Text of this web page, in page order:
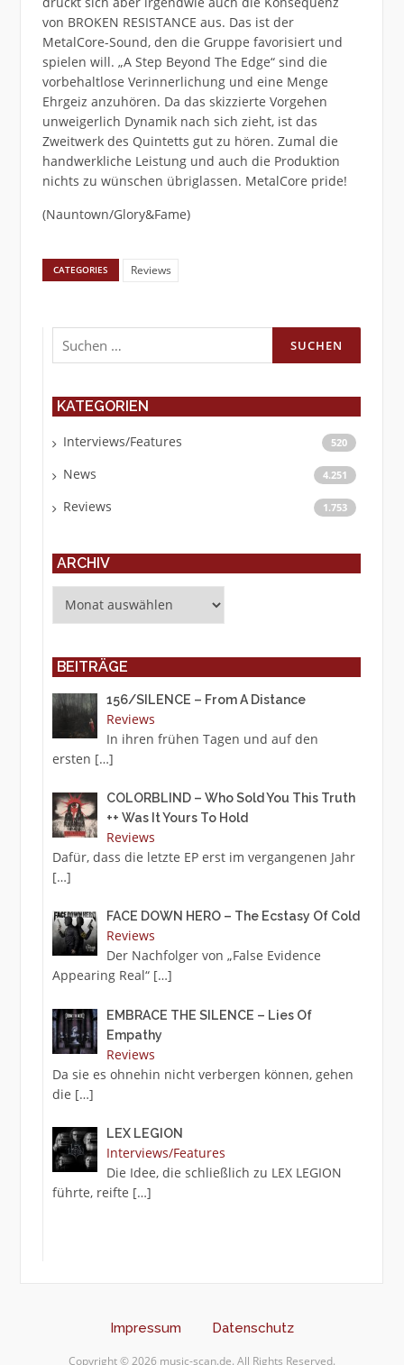
von BROKEN RESISTANCE aus. Das ist der
MetalCore-Sound, den die Gruppe favorisiert und
spielen will. „A Step Beyond The Edge“ sind die
vorbehaltlose Verinnerlichung und eine Menge
Ehrgeiz anzuhören. Da das skizzierte Vorgehen
unweigerlich Dynamik nach sich zieht, ist das
Zweitwerk des Quintetts gut zu hören. Zumal die
handwerkliche Leistung und auch die Produktion
nichts zu wünschen übriglassen. MetalCore pride!
(Nauntown/Glory&Fame)
CATEGORIES Reviews
Suchen
nach:
KATEGORIEN
Interviews/Features 520
News 4.251
Reviews 1.753
ARCHIV
BEITRÄGE
156/SILENCE – From A Distance
Reviews
In ihren frühen Tagen und auf den
ersten […]
COLORBLIND – Who Sold You This Truth
++ Was It Yours To Hold
Reviews
Dafür, dass die letzte EP erst im vergangenen Jahr
[…]
FACE DOWN HERO – The Ecstasy Of Cold
Reviews
Der Nachfolger von „False Evidence
Appearing Real“ […]
EMBRACE THE SILENCE – Lies Of
Empathy
Reviews
Da sie es ohnehin nicht verbergen können, gehen
die […]
LEX LEGION
Interviews/Features
Die Idee, die schließlich zu LEX LEGION
führte, reifte […]
Impressum Datenschutz
Copyright © 2026 music-scan.de. All Rights Reserved.